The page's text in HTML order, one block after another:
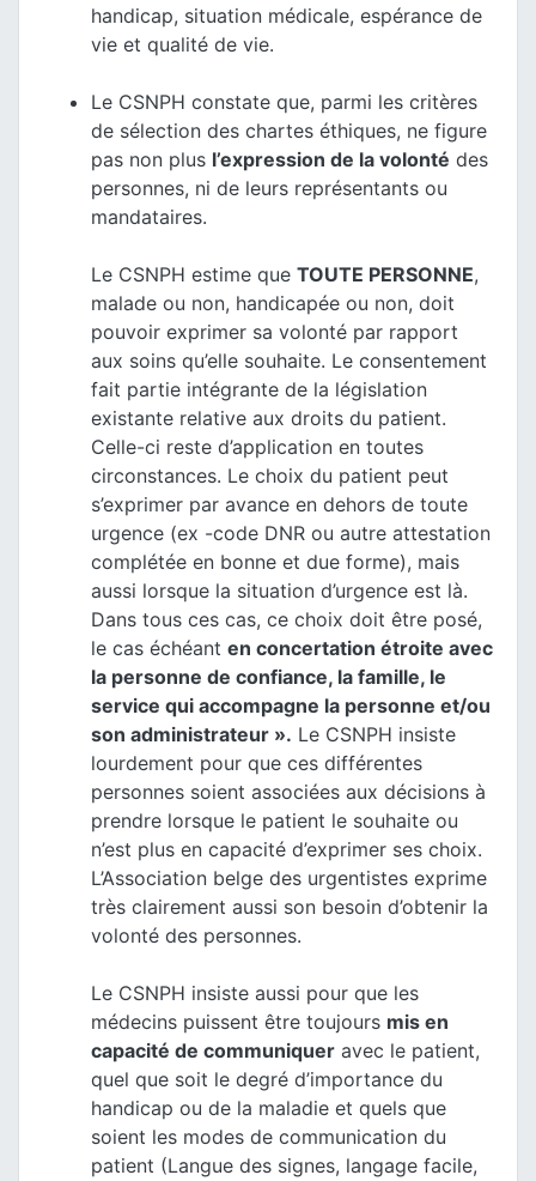
handicap, situation médicale, espérance de
vie et qualité de vie.
Le CSNPH constate que, parmi les critères
de sélection des chartes éthiques, ne figure
pas non plus l’expression de la volonté des
personnes, ni de leurs représentants ou
mandataires.
Le CSNPH estime que TOUTE PERSONNE,
malade ou non, handicapée ou non, doit
pouvoir exprimer sa volonté par rapport
aux soins qu’elle souhaite. Le consentement
fait partie intégrante de la législation
existante relative aux droits du patient.
Celle-ci reste d’application en toutes
circonstances. Le choix du patient peut
s’exprimer par avance en dehors de toute
urgence (ex -code DNR ou autre attestation
complétée en bonne et due forme), mais
aussi lorsque la situation d’urgence est là.
Dans tous ces cas, ce choix doit être posé,
le cas échéant en concertation étroite avec
la personne de confiance, la famille, le
service qui accompagne la personne et/ou
son administrateur ». Le CSNPH insiste
lourdement pour que ces différentes
personnes soient associées aux décisions à
prendre lorsque le patient le souhaite ou
n’est plus en capacité d’exprimer ses choix.
L’Association belge des urgentistes exprime
très clairement aussi son besoin d’obtenir la
volonté des personnes.
Le CSNPH insiste aussi pour que les
médecins puissent être toujours mis en
capacité de communiquer avec le patient,
quel que soit le degré d’importance du
handicap ou de la maladie et quels que
soient les modes de communication du
patient (Langue des signes, langage facile,